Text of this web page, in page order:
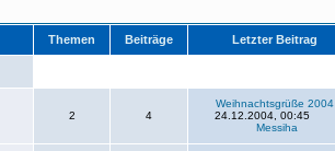
Themen Beiträge Letzter Beitrag
2 4
Weihnachtsgrüße 2004
24.12.2004, 00:45
Messiha